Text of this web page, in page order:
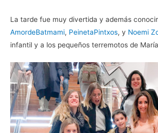
La tarde fue muy divertida y además
AmordeBatmami, PeinetaPintxos, y Noemi
infantil y a los pequeños terremotos de